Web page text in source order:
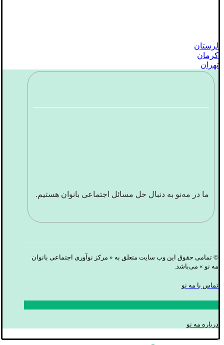
لرستان
کرمان
تهران
ما در مه‌نو به دنبال حل مسائل اجتماعی بانوان هستیم.
© تمامی حقوق این وب سایت متعلق به « مرکز نوآوری اجتماعی بانوان
مه نو » می‌باشد.
تماس با مه نو
درباره مه نو